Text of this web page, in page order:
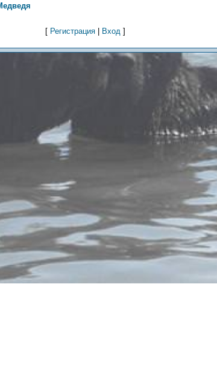
[ Регистрация| Вход ]